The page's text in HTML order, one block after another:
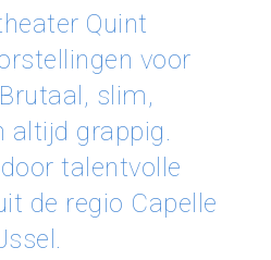
Quint
voor
slim,
altijd grappig.
talentvolle
de regio Capelle